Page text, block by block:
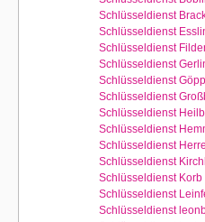
Schlüsseldienst
Schlüsseldienst
Schlüsseldienst
Schlüsseldienst
Schlüsseldienst
Schlüsseldienst
Schlüsseldienst
Schlüsseldienst
Schlüsseldienst
Schlüsseldienst
Schlüsseldienst Korb
Schlüsseldienst
Schlüsseldienst